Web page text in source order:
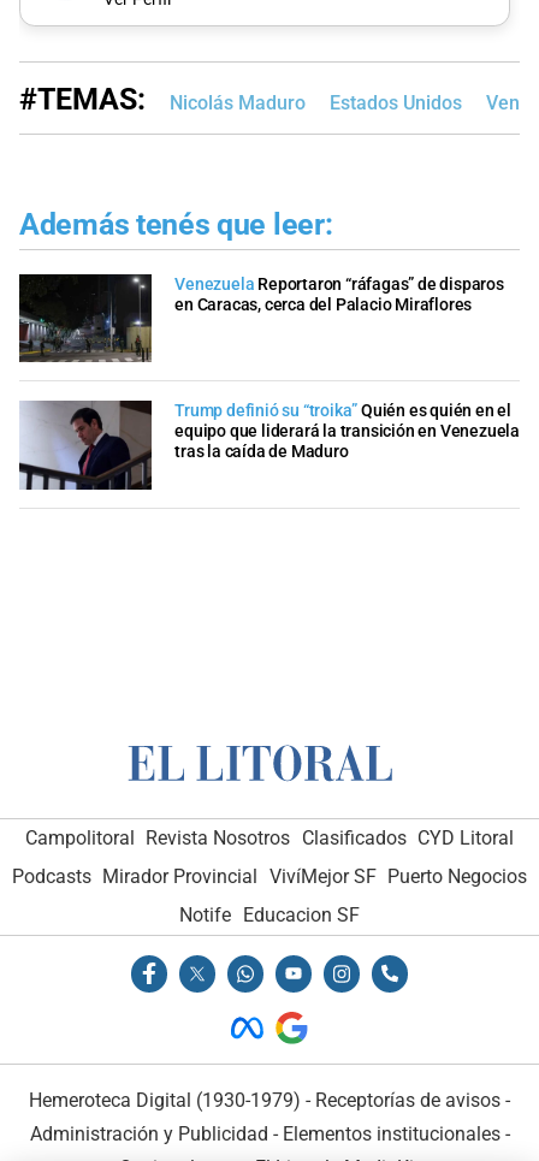
#TEMAS: Nicolás Maduro Estados Unidos
Además tenés que leer:
Venezuela Reportaron “ráfagas” de disparos
en Caracas, cerca del Palacio Miraflores
Trump definió su “troika”Quién es quién en el
equipo que liderará la transición en Venezuela
tras la caída de Maduro
Campolitoral Revista Nosotros Clasificados CYD Litoral
Podcasts Mirador Provincial VivíMejor SF Puerto Negocios
Notife
Educacion SF
Hemeroteca Digital (1930-1979) - Receptorías de avisos -
Administración y Publicidad - Elementos institucionales-